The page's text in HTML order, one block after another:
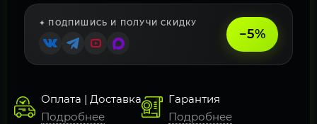
✦ ПОДПИШИСЬ И ПОЛУЧИ СКИДКУ
−5%
Оплата | Доставка
Подробнее
Гарантия
Подробнее